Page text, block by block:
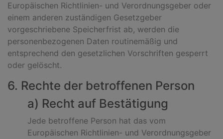
Europäischen Richtlinien- und Verordnungsgeber oder
einem anderen zuständigen Gesetzgeber
vorgeschriebene Speicherfrist ab, werden die
personenbezogenen Daten routinemäßig und
entsprechend den gesetzlichen Vorschriften gesperrt
oder gelöscht.
6. Rechte der betroffenen Person
a) Recht auf Bestätigung
Jede betroffene Person hat das vom
Europäischen Richtlinien- und Verordnungsgeber